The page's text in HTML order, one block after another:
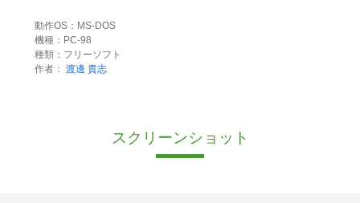
動作OS：MS-DOS
機種：PC-98
種類：フリーソフト
作者： 渡邊 貴志
スクリーンショット